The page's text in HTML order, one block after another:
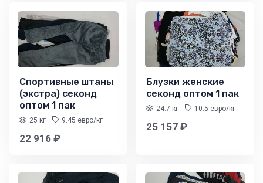
Спортивные штаны
(экстра) секонд
оптом 1 пак
25 кг 9.45 евро/кг
22 916 ₽
Блузки женские
секонд оптом 1 пак
24.7 кг 10.5 евро/кг
25 157 ₽